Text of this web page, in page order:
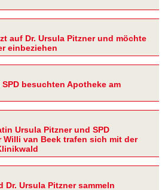
auf Dr. Ursula Pitzner und möchte
einbeziehen
besuchten Apotheke am
Ursula Pitzner und SPD
van Beek trafen sich mit der
Dr. Ursula Pitzner sammeln